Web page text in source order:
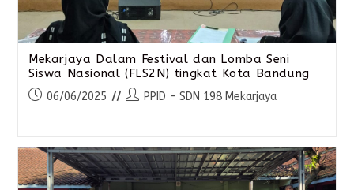
Mekarjaya Dalam Festival dan Lomba Seni
Siswa Nasional (FLS2N) tingkat Kota Bandung
06/06/2025 PPID - SDN 198 Mekarjaya